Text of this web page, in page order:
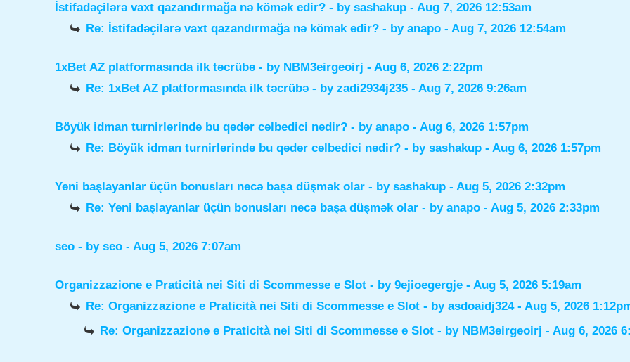
İstifadəçilərə vaxt qazandırmağa nə kömək edir? - by sashakup- Aug 7, 2026 12:53am
Re: İstifadəçilərə vaxt qazandırmağa nə kömək edir? - by anapo- Aug 7, 2026 12:54am
1xBet AZ platformasında ilk təcrübə - by NBM3eirgeoirj - Aug 6, 2026 2:22pm
Re: 1xBet AZ platformasında ilk təcrübə - by zadi2934j235- Aug 7, 2026 9:26am
Böyük idman turnirlərində bu qədər cəlbedici nədir? - by anapo- Aug 6, 2026 1:57pm
Re: Böyük idman turnirlərində bu qədər cəlbedici nədir? - by sashakup- Aug 6, 2026 1:57pm
Yeni başlayanlar üçün bonusları necə başa düşmək olar - by sashakup- Aug 5, 2026 2:32pm
Re: Yeni başlayanlar üçün bonusları necə başa düşmək olar - by anapo- Aug 5, 2026 2:33pm
seo - by seo- Aug 5, 2026 7:07am
Organizzazione e Praticità nei Siti di Scommesse e Slot - by 9ejioegergje- Aug 5, 2026 5:19am
Re: Organizzazione e Praticità nei Siti di Scommesse e Slot - by asdoaidj324- Aug 5, 2026
Re: Organizzazione e Praticità nei Siti di Scommesse e Slot - by NBM3eirgeoirj - Aug 6, 2026